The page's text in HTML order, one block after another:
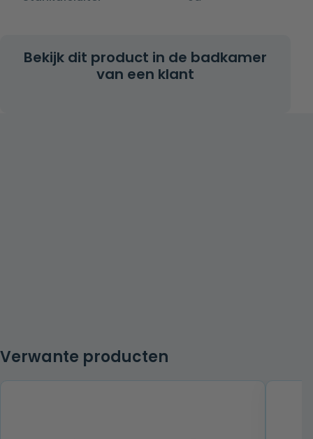
Bekijk dit product in de badkamer
van een klant
Verwante producten